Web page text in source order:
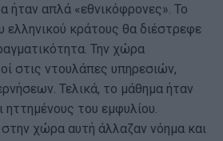
απλά «εθνικόφρονες». Το
ελληνικού κράτους θα διέστρεφε
Την χώρα
στις ντουλάπες υπηρεσιών,
Τελικά, το μάθημα ήταν
ηττημένους του εμφυλίου.
στην χώρα αυτή άλλαζαν νόημα και